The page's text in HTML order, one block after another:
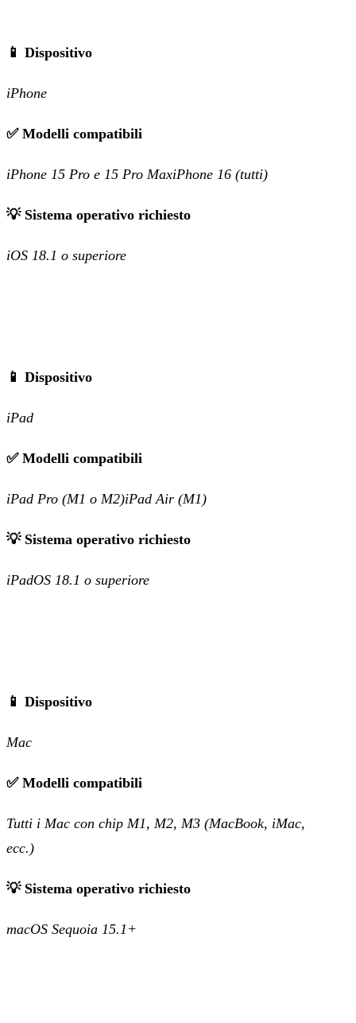
📱 Dispositivo
iPhone
✅ Modelli compatibili
iPhone 15 Pro e 15 Pro MaxiPhone 16 (tutti)
💡 Sistema operativo richiesto
iOS 18.1 o superiore
📱 Dispositivo
iPad
✅ Modelli compatibili
iPad Pro (M1 o M2)iPad Air (M1)
💡 Sistema operativo richiesto
iPadOS 18.1 o superiore
📱 Dispositivo
Mac
✅ Modelli compatibili
Tutti i Mac con chip M1, M2, M3 (MacBook, iMac,
ecc.)
💡 Sistema operativo richiesto
macOS Sequoia 15.1+